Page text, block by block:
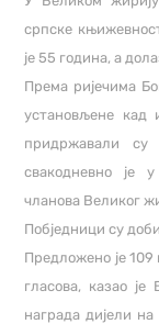
српске
је 55 година, а
Према ријечима
установљене кад
придржавали
свакодневно је
чланова Великог
Побједници су
Предложено је 109
гласова, казао
награда дијели